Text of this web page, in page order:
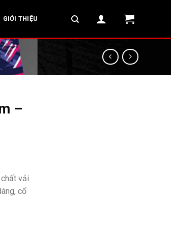
GIỚI THIỆU
–
vải
cổ